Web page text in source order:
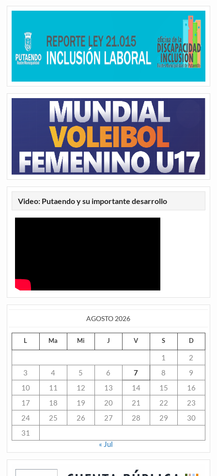
Video: Putaendo y su importante desarrollo
AGOSTO 2026
L Ma Mi J V S D
1
2
3
4 5 6 7 8
9
10
11 12 13 14 15
16
17
18 19 20 21 22
23
24
25 26 27 28 29
30
31
« Jul